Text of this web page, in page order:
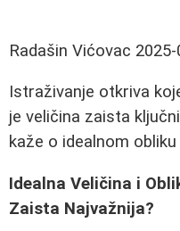
Radašin Vićovac
Istraživanje otkriva
je veličina zaista
kaže o idealnom
Idealna Veličina i
Zaista Najvažnija?